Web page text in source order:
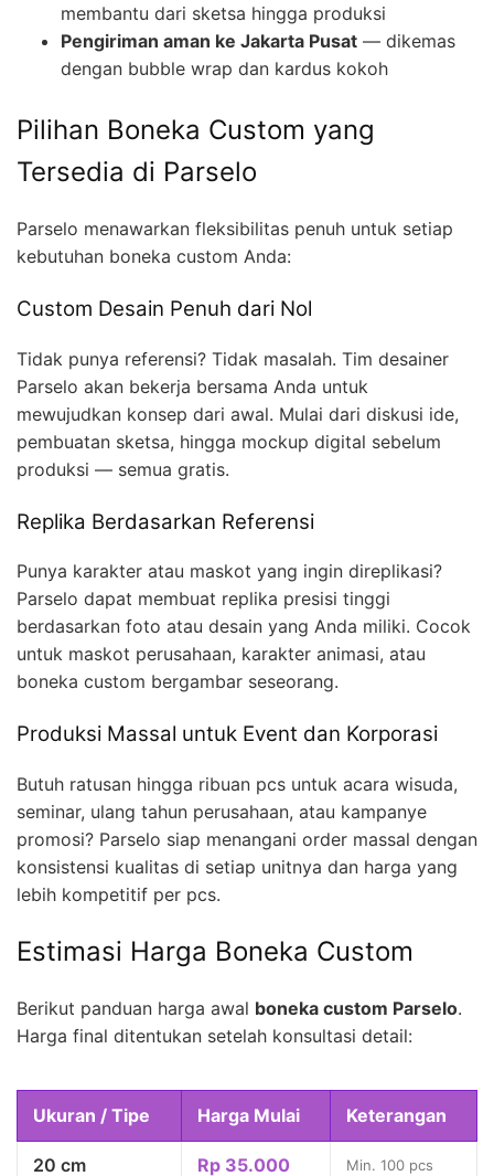
membantu dari sketsa hingga produksi
Pengiriman aman ke Jakarta Pusat — dikemas
dengan bubble wrap dan kardus kokoh
Pilihan Boneka Custom yang
Tersedia di Parselo
Parselo menawarkan fleksibilitas penuh untuk setiap
kebutuhan boneka custom Anda:
Custom Desain Penuh dari Nol
Tidak punya referensi? Tidak masalah. Tim desainer
Parselo akan bekerja bersama Anda untuk
mewujudkan konsep dari awal. Mulai dari diskusi ide,
pembuatan sketsa, hingga mockup digital sebelum
produksi — semua gratis.
Replika Berdasarkan Referensi
Punya karakter atau maskot yang ingin direplikasi?
Parselo dapat membuat replika presisi tinggi
berdasarkan foto atau desain yang Anda miliki. Cocok
untuk maskot perusahaan, karakter animasi, atau
boneka custom bergambar seseorang.
Produksi Massal untuk Event dan Korporasi
Butuh ratusan hingga ribuan pcs untuk acara wisuda,
seminar, ulang tahun perusahaan, atau kampanye
promosi? Parselo siap menangani order massal dengan
konsistensi kualitas di setiap unitnya dan harga yang
lebih kompetitif per pcs.
Estimasi Harga Boneka Custom
Berikut panduan harga awal boneka custom Parselo.
Harga final ditentukan setelah konsultasi detail:
Ukuran / Tipe Harga Mulai Keterangan
20 cm Rp 35.000 Min. 100 pcs